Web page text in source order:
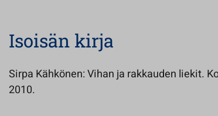
Isoisän kirja
Sirpa Kähkönen: Vihan ja rakkauden liekit.
2010.